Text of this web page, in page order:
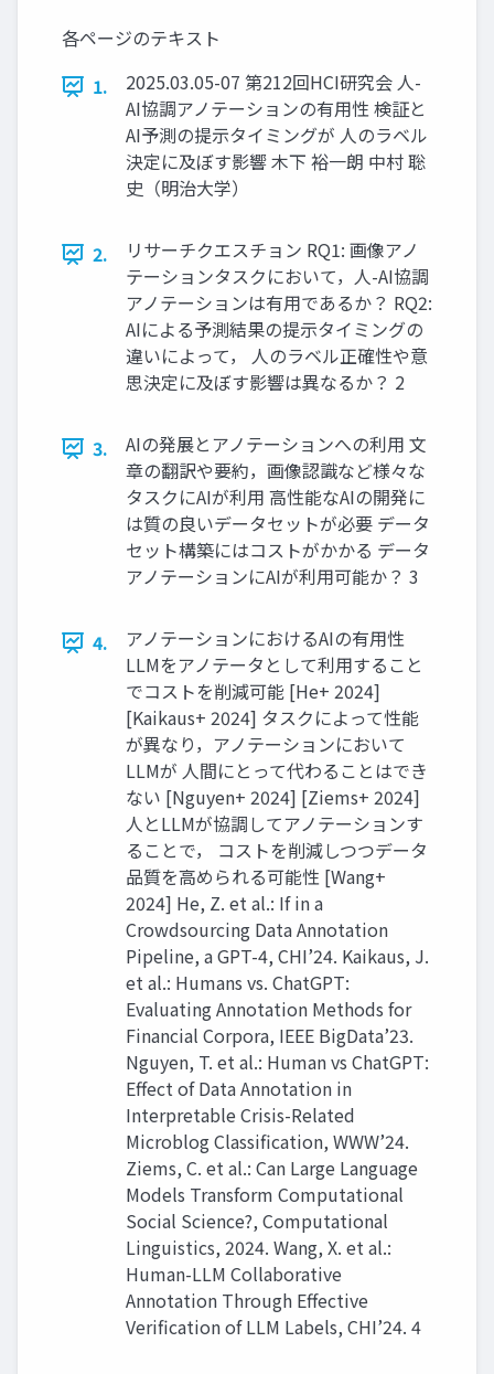
各ページのテキスト
1.
2025.03.05-07 第212回HCI研究会 人-
AI協調アノテーションの有用性 検証と
AI予測の提示タイミングが 人のラベル
決定に及ぼす影響 木下 裕一朗 中村 聡
史（明治大学）
2.
リサーチクエスチョン RQ1: 画像アノ
テーションタスクにおいて，人-AI協調
アノテーションは有用であるか？ RQ2:
AIによる予測結果の提示タイミングの
違いによって， 人のラベル正確性や意
思決定に及ぼす影響は異なるか？ 2
3.
AIの発展とアノテーションへの利用 文
章の翻訳や要約，画像認識など様々な
タスクにAIが利用 高性能なAIの開発に
は質の良いデータセットが必要 データ
セット構築にはコストがかかる データ
アノテーションにAIが利用可能か？ 3
4.
アノテーションにおけるAIの有用性
LLMをアノテータとして利用すること
でコストを削減可能 [He+ 2024]
[Kaikaus+ 2024] タスクによって性能
が異なり，アノテーションにおいて
LLMが 人間にとって代わることはでき
ない [Nguyen+ 2024] [Ziems+ 2024]
人とLLMが協調してアノテーションす
ることで， コストを削減しつつデータ
品質を高められる可能性 [Wang+
2024] He, Z. et al.: If in a
Crowdsourcing Data Annotation
Pipeline, a GPT-4, CHI’24. Kaikaus, J.
et al.: Humans vs. ChatGPT:
Evaluating Annotation Methods for
Financial Corpora, IEEE BigData’23.
Nguyen, T. et al.: Human vs ChatGPT:
Effect of Data Annotation in
Interpretable Crisis-Related
Microblog Classification, WWW’24.
Ziems, C. et al.: Can Large Language
Models Transform Computational
Social Science?, Computational
Linguistics, 2024. Wang, X. et al.:
Human-LLM Collaborative
Annotation Through Effective
Verification of LLM Labels, CHI’24. 4